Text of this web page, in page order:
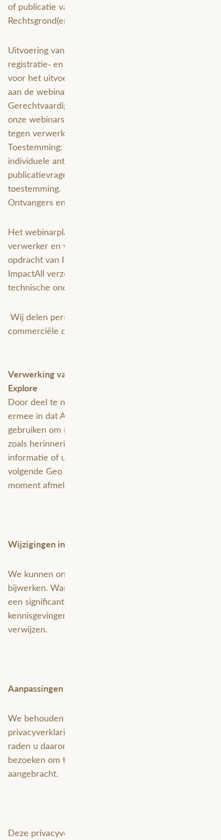
of publicatie van antwoorden/quotes.
Rechtsgrond(en)
Uitvoering van een overeenkomst: verwerking van
registratie‑ en deelnamegegevens is noodzakelijk
voor het uitvoeren van uw inschrijving en deelname
aan de webinar.
Gerechtvaardigd belang: analyse en verbetering van
onze webinars (u heeft het recht bezwaar te maken
tegen verwerking op deze grond).
Toestemming: voor publicatie van uw naam of
individuele antwoorden voor marketing of
publicatievragen vragen wij uitdrukkelijke
toestemming.
Ontvangers en verwerkers
Het webinarplatform ( Zoom) fungeert als
verwerker en verwerkt persoonsgegevens in
opdracht van ImpactAll.
ImpactAll verzorgt de webinar, opname en
technische ondersteuning.
Wij delen persoonsgegevens niet met derden voor
commerciële doeleinden zonder uw toestemming.
Verwerking van persoonsgegevens bij de Geo
Explore
Door deel te nemen aan de Geo Explore stem je
ermee in dat Avineon Tensing je gegevens mag
gebruiken om mij relevante communicatie te sturen,
zoals herinneringen, follow-up en toekomstige
informatie of updates en uitnodigingen voor
volgende Geo Explore edities. Ik kan me op elk
moment afmelden.
Wijzigingen in deze privacyverklaring
We kunnen onze privacyverklaring van tijd tot tijd
bijwerken. Wanneer we deze privacyverklaring op
een significante manier wijzigen, zullen we passende
kennisgevingen plaatsen die naar de wijzigingen
verwijzen.
Aanpassingen van de privacyverklaring
We behouden ons het recht voor om de
privacyverklaring van tijd tot tijd aan te passen. We
raden u daarom aan om deze pagina regelmatig te
bezoeken om te controleren of er wijzigingen zijn
aangebracht.
Deze privacyverklaring is voor het laatst aangepast